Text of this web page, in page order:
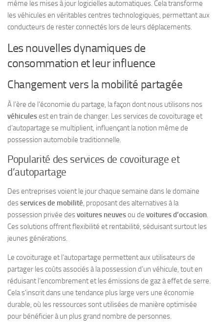
même les mises à jour logicielles automatiques. Cela transforme
les véhicules en véritables centres technologiques, permettant aux
conducteurs de rester connectés lors de leurs déplacements.
Les nouvelles dynamiques de
consommation et leur influence
Changement vers la mobilité partagée
À l’ère de l’économie du partage, la façon dont nous utilisons nos
véhiculesest en train de changer. Les services de covoiturage et
d’autopartage se multiplient, influençant la notion même de
possession automobile traditionnelle.
Popularité des services de covoiturage et
d’autopartage
Des entreprises voient le jour chaque semaine dans le domaine
desservices de mobilité, proposant des alternatives à la
possession privée desvoitures neuvesou de voitures d’occasion.
Ces solutions offrent flexibilité et rentabilité, séduisant surtout les
jeunes générations.
Le covoiturage et l’autopartage permettent aux utilisateurs de
partager les coûts associés à la possession d’un véhicule, tout en
réduisant l’encombrement et les émissions de gaz à effet de serre.
Cela s’inscrit dans une tendance plus large vers une économie
durable, où les ressources sont utilisées de manière optimisée
pour bénéficier à un plus grand nombre de personnes.